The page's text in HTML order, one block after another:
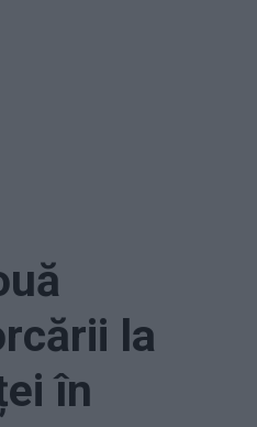
la
în